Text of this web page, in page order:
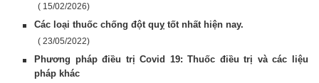
( 15/02/2026)
Các loại thuốc chống đột quỵ tốt nhất hiện nay.
( 23/05/2022)
Phương pháp điều trị Covid 19: Thuốc điều trị và các liệu
pháp khác